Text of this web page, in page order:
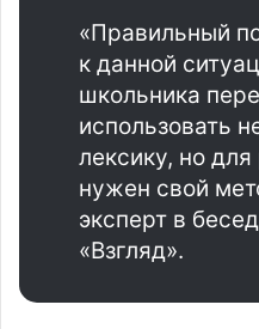
«Правильный
к данной
школьника
использовать
лексику, но для
нужен свой
эксперт в
«Взгляд».